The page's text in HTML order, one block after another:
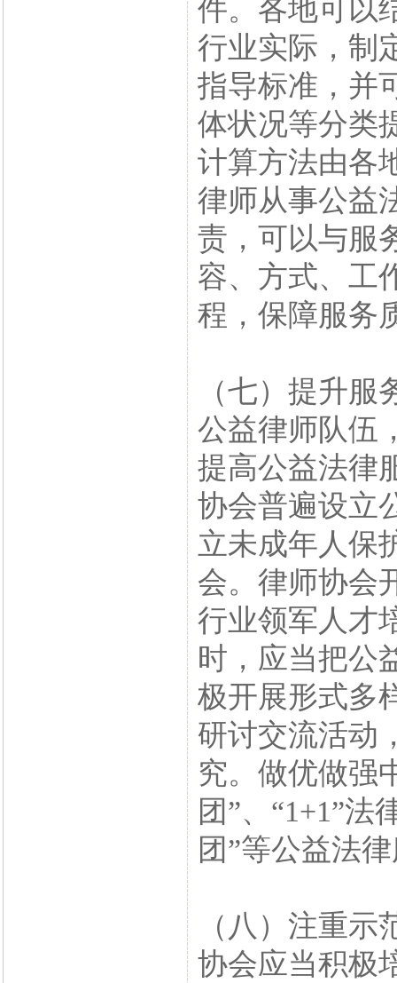
件。各地可以
行业实际，制
指导标准，并
体状况等分类
计算方法由各
律师从事公益
责，可以与服
容、方式、工
程，保障服务
（七）提升
公益律师队伍
提高公益法律
协会普遍设立
立未成年人保
会。律师协会
行业领军人才
时，应当把公
极开展形式多
研讨交流活动
究。做优做强
团”、“1+1”法
团”等公益法
（八）注重
协会应当积极